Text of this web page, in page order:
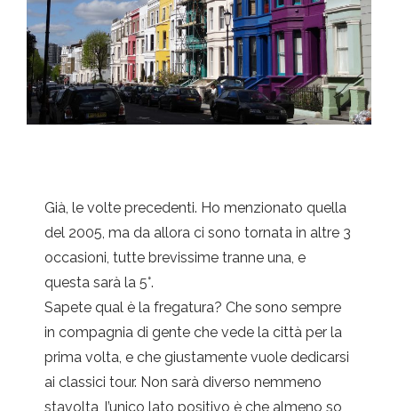
Già, le volte precedenti. Ho menzionato quella
del 2005, ma da allora ci sono tornata in altre 3
occasioni, tutte brevissime tranne una, e
questa sarà la 5°.
Sapete qual è la fregatura? Che sono sempre
in compagnia di gente che vede la città per la
prima volta, e che giustamente vuole dedicarsi
ai classici tour. Non sarà diverso nemmeno
stavolta, l’unico lato positivo è che almeno so